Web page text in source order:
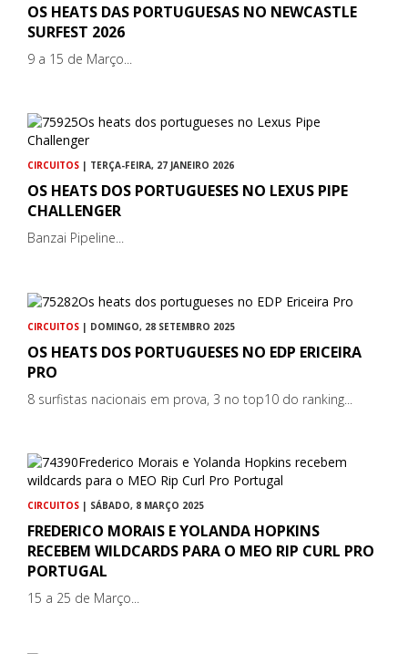
OS HEATS DAS PORTUGUESAS NO NEWCASTLE
SURFEST 2026
9 a 15 de Março...
CIRCUITOS | TERÇA-FEIRA, 27 JANEIRO 2026
OS HEATS DOS PORTUGUESES NO LEXUS PIPE
CHALLENGER
Banzai Pipeline...
CIRCUITOS | DOMINGO, 28 SETEMBRO 2025
OS HEATS DOS PORTUGUESES NO EDP ERICEIRA
PRO
8 surfistas nacionais em prova, 3 no top10 do ranking...
CIRCUITOS | SÁBADO, 8 MARÇO 2025
FREDERICO MORAIS E YOLANDA HOPKINS
RECEBEM WILDCARDS PARA O MEO RIP CURL PRO
PORTUGAL
15 a 25 de Março...